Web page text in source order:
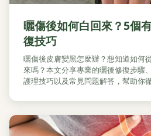
曬傷後如何白回來？5個
復技巧
曬傷後皮膚變黑怎麼辦？想知道如何
來嗎？本文分享專業的曬後修復步驟
護理技巧以及常見問題解答，幫助你